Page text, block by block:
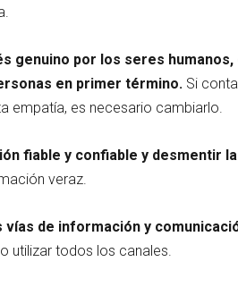
genuino por los seres
en primer término. Si
empatía, es necesario cambiarlo.
fiable y confiable y desmentir
veraz.
de información y
utilizar todos los canales.